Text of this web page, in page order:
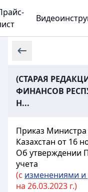
(СТАРАЯ
ФИНАНСОВ
Н...
Приказ
Казахстан от 16
Об утверждении
учета
(с изменениями
на 26.03.2023 г.)